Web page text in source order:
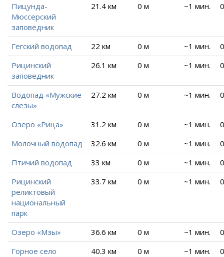
Пицунда-
Мюссерский
заповедник
21.4 км 0 м ~1 мин.
Гегский водопад 22 км 0 м ~1 мин.
Рицинский
заповедник
26.1 км 0 м ~1 мин.
Водопад «Мужские
слезы»
27.2 км 0 м ~1 мин.
Озеро «Рица» 31.2 км 0 м ~1 мин.
Молочный водопад
32.6 км 0 м ~1 мин.
Птичий водопад
33 км 0 м ~1 мин.
Рицинский
реликтовый
национальный
парк
33.7 км 0 м ~1 мин.
Озеро «Мзы» 36.6 км 0 м ~1 мин.
Горное село
40.3 км 0 м ~1 мин.